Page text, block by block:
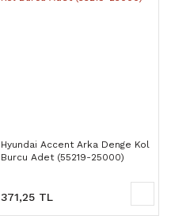
Hyundai Accent Arka Denge Kol
Burcu Adet (55219-25000)
371,25 TL